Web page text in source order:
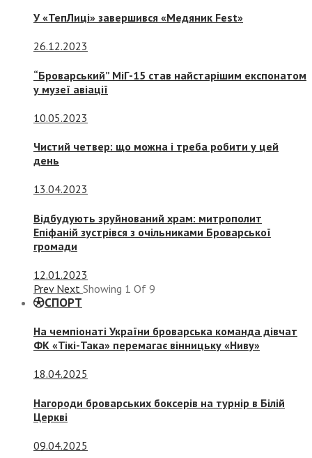
У «ТепЛиці» завершився «Медяник Fest»
26.12.2023
“Броварський” МіГ-15 став найстарішим експонатом
у музеї авіації
10.05.2023
Чистий четвер: що можна і треба робити у цей
день
13.04.2023
Відбудують зруйнований храм: митрополит
Епіфаній зустрівся з очільниками Броварської
громади
12.01.2023
Prev Next Showing 1 Of 9
СПОРТ
На чемпіонаті України броварська команда дівчат
ФК «Тікі-Така» перемагає вінницьку «Ниву»
18.04.2025
Нагороди броварських боксерів на турнір в Білій
Церкві
09.04.2025